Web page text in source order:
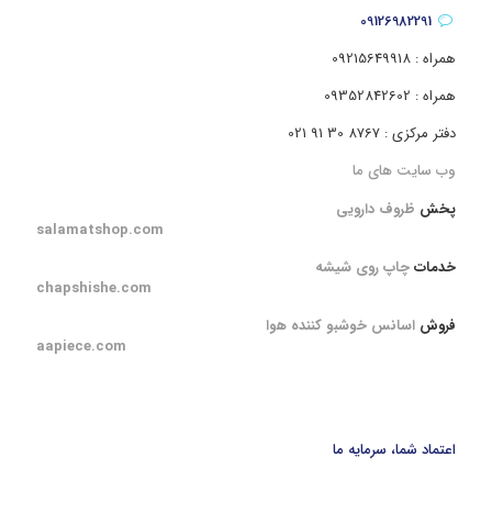
09126982291
همراه : 09215649918
همراه : 09352842602
دفتر مرکزی : 8767 30 91 021
وب سایت های ما
پخش ظروف دارویی
salamatshop.com
خدماتچاپ روی شیشه
chapshishe.com
فروش اسانس خوشبو کننده هوا
aapiece.com
اعتماد شما، سرمایه ما